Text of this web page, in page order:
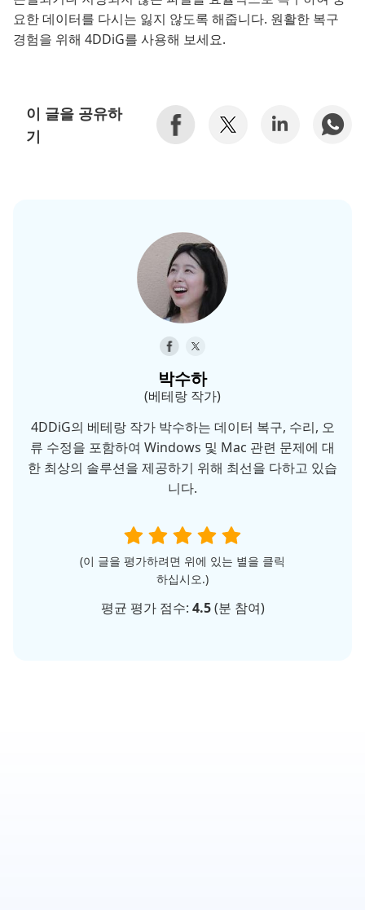
요한 데이터를 다시는 잃지 않도록 해줍니다. 원활한 복구
경험을 위해 4DDiG를 사용해 보세요.
이 글을 공유하
기
박수하
(베테랑 작가)
4DDiG의 베테랑 작가 박수하는 데이터 복구, 수리, 오
류 수정을 포함하여 Windows 및 Mac 관련 문제에 대
한 최상의 솔루션을 제공하기 위해 최선을 다하고 있습
니다.
(이 글을 평가하려면 위에 있는 별을 클릭
하십시오.)
평균 평가 점수: 4.5(분 참여)